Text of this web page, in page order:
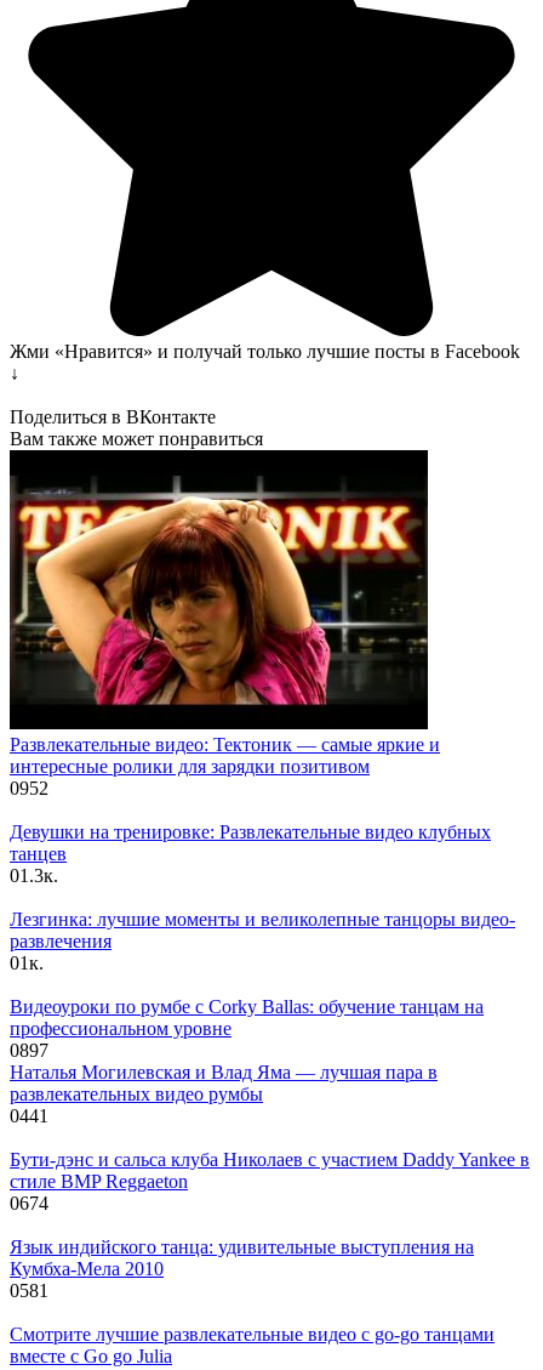
Жми «Нравится» и получай только лучшие посты в Facebook
↓
Поделиться в ВКонтакте
Вам также может понравиться
Развлекательные видео: Тектоник — самые яркие и
интересные ролики для зарядки позитивом
0952
Девушки на тренировке: Развлекательные видео клубных
танцев
01.3к.
Лезгинка: лучшие моменты и великолепные танцоры видео-
развлечения
01к.
Видеоуроки по румбе с Corky Ballas: обучение танцам на
профессиональном уровне
0897
Наталья Могилевская и Влад Яма — лучшая пара в
развлекательных видео румбы
0441
Бути-дэнс и сальса клуба Николаев с участием Daddy Yankee в
стиле BMP Reggaeton
0674
Язык индийского танца: удивительные выступления на
Кумбха-Мела 2010
0581
Смотрите лучшие развлекательные видео с go-go танцами
вместе с Go go Julia